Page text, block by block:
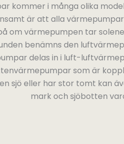
kommer i många olika
är att alla
om värmepumpen tar
benämns den
delas in i luft-
som är
sjö eller har stor tomt kan
mark och sjöbotten